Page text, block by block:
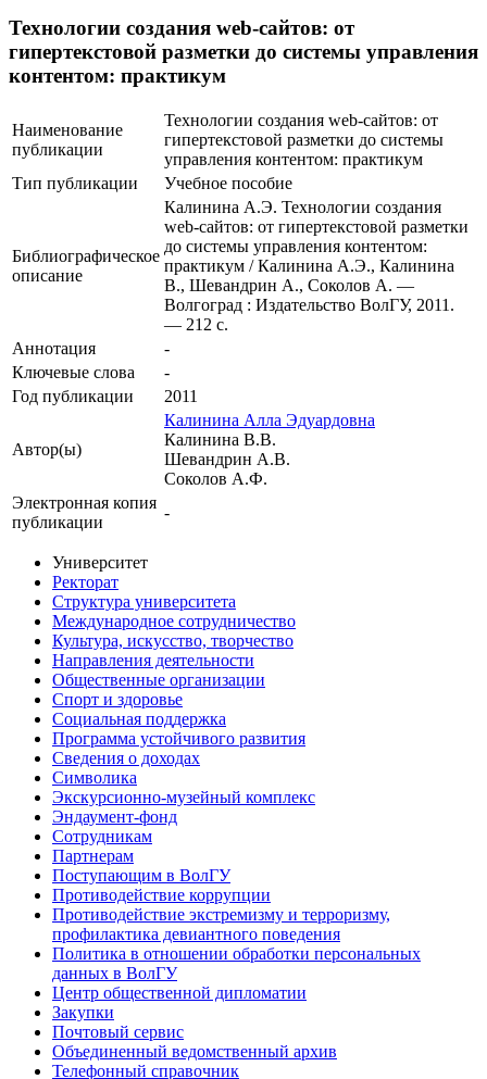
Технологии создания web-сайтов: от
гипертекстовой разметки до системы управления
контентом: практикум
Наименование
публикации
Технологии создания web-сайтов: от
гипертекстовой разметки до системы
управления контентом: практикум
Тип публикации
Учебное пособие
Библиографическое
описание
Калинина А.Э. Технологии создания
web-сайтов: от гипертекстовой разметки
до системы управления контентом:
практикум / Калинина А.Э., Калинина
В., Шевандрин А., Соколов А. —
Волгоград : Издательство ВолГУ, 2011.
— 212 с.
Аннотация
-
Ключевые cлова
-
Год публикации
2011
Автор(ы)
Калинина Алла Эдуардовна
Калинина В.В.
Шевандрин А.В.
Соколов А.Ф.
Электронная копия
публикации
-
Университет
Ректорат
Структура университета
Международное сотрудничество
Культура, искусство, творчество
Направления деятельности
Общественные организации
Спорт и здоровье
Социальная поддержка
Программа устойчивого развития
Сведения о доходах
Символика
Экскурсионно-музейный комплекс
Эндаумент-фонд
Сотрудникам
Партнерам
Поступающим в ВолГУ
Противодействие коррупции
Противодействие экстремизму и терроризму,
профилактика девиантного поведения
Политика в отношении обработки персональных
данных в ВолГУ
Центр общественной дипломатии
Закупки
Почтовый сервис
Объединенный ведомственный архив
Телефонный справочник